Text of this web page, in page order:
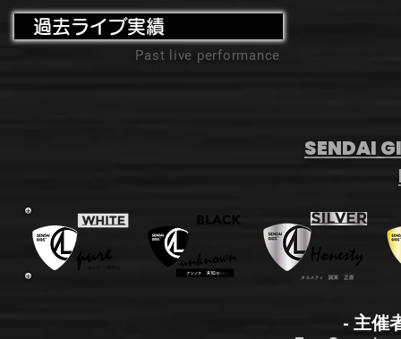
過去ライブ実績
Past live performance
SENDAI
- 主催